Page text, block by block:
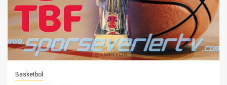
Basketbol